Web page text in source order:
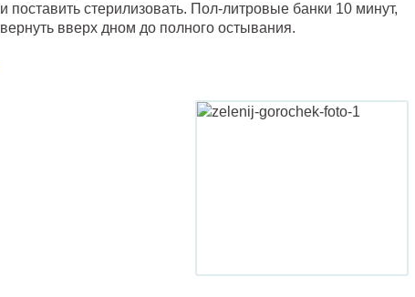
стерилизовать. Пол-литровые банки 10 минут,
вверх дном до полного остывания.